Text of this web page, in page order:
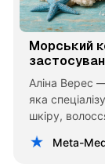
Морський
Аліна Верес
яка
шкіру,
пояснює
Meta-